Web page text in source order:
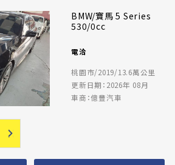
BMW/寶馬 5 Series
530/0cc
電洽
桃園市/2019/13.6萬公里
更新日期：2026年 08月
車商：億豐汽車